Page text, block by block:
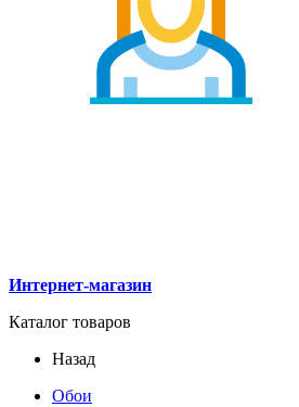
Интернет-магазин
Каталог товаров
Назад
Обои